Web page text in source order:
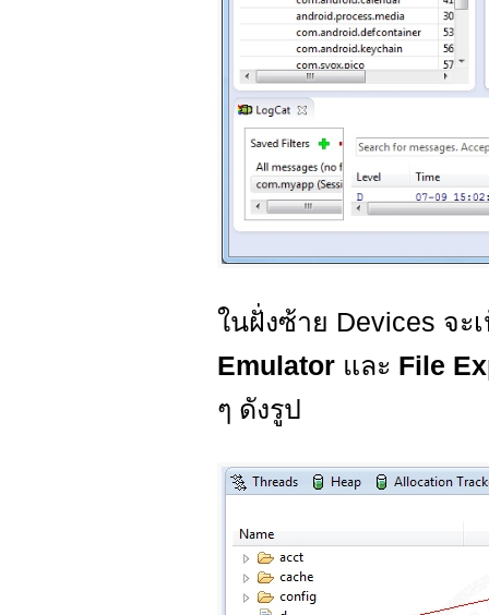
ในฝั่งซ้าย Devices จะ
Emulator และ File
ๆ ดังรูป